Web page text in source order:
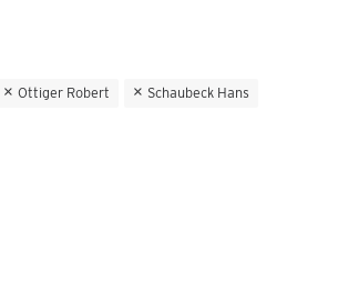
Ottiger Robert Schaubeck Hans